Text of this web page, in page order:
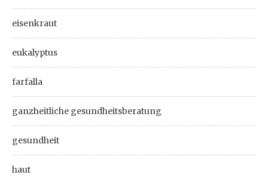
eisenkraut
eukalyptus
farfalla
ganzheitliche gesundheitsberatung
gesundheit
haut